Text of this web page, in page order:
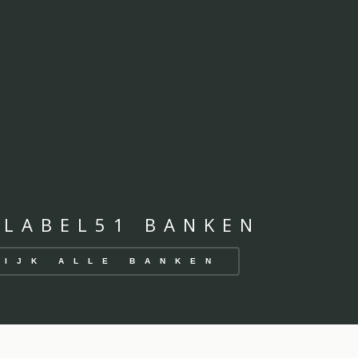
BANKEN
ALLE BANKEN